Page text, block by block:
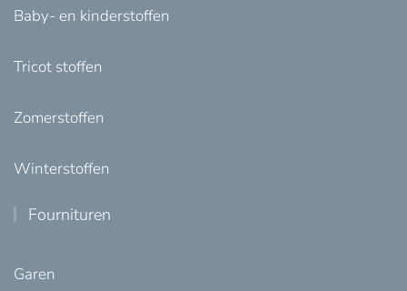
Baby- en kinderstoffen
Tricot stoffen
Zomerstoffen
Winterstoffen
Fournituren
Garen